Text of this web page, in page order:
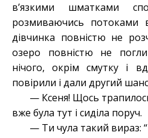
в’язкими шматками
розмиваючись потоками
дівчинка повністю не
озеро повністю не
нічого, окрім смутку і
повірили і дали другий
— Ксеня! Щось
вже була тут і сиділа поруч.
— Ти чула такий вираз: